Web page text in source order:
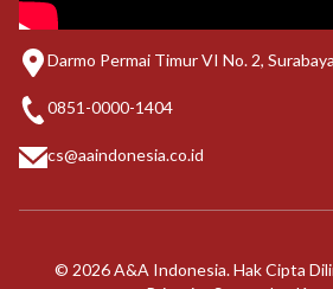
Darmo Permai Timur VI No. 2, Surabaya
0851-0000-1404
cs@aaindonesia.co.id
© 2026 A&A Indonesia. Hak Cipta